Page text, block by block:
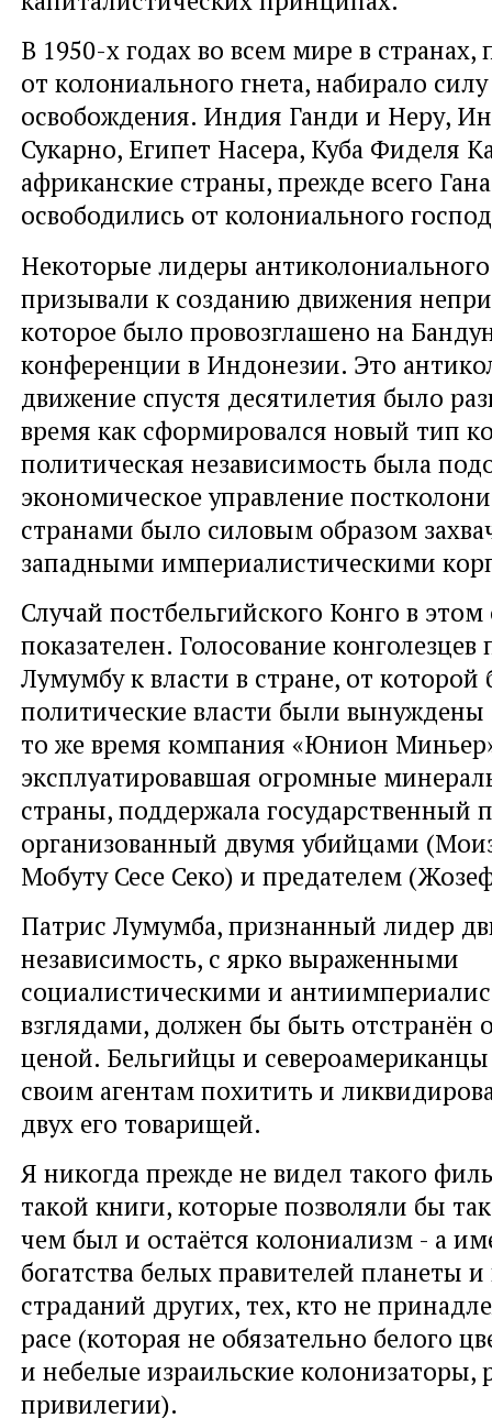
В 1950-х годах во всем мире в странах,
от колониального гнета, набирало
освобождения. Индия Ганди и Неру,
Сукарно, Египет Насера, Куба Фиделя
африканские страны, прежде всего
освободились от колониального
Некоторые лидеры
призывали к созданию движения
которое было провозглашено на
конференции в Индонезии. Это
движение спустя десятилетия было
время как сформировался новый тип
политическая независимость была
экономическое управление
странами было силовым образом
западными империалистическими
Случай постбельгийского Конго в
показателен. Голосование конголезцев
Лумумбу к власти в стране, от которой
политические власти были вынуждены
то же время компания «Юнион
эксплуатировавшая огромные
страны, поддержала государственный
организованный двумя убийцами
Мобуту Сесе Секо) и предателем
Патрис Лумумба, признанный лидер
независимость, с ярко выраженными
социалистическими и
взглядами, должен бы быть отстранён
ценой. Бельгийцы и
своим агентам похитить и
двух его товарищей.
Я никогда прежде не видел такого
такой книги, которые позволяли бы
чем был и остаётся колониализм - а
богатства белых правителей планеты
страданий других, тех, кто не
расе (которая не обязательно белого
и небелые израильские колонизаторы,
привилегии).